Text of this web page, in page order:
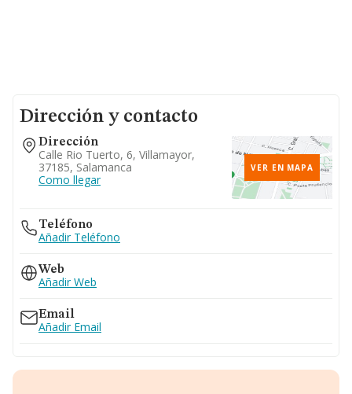
Dirección y contacto
Dirección
Calle Rio Tuerto, 6, Villamayor,
37185, Salamanca
Como llegar
VER EN MAPA
Teléfono
Añadir Teléfono
Web
Añadir Web
Email
Añadir Email